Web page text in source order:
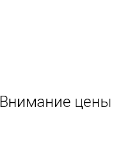
Внимание цены